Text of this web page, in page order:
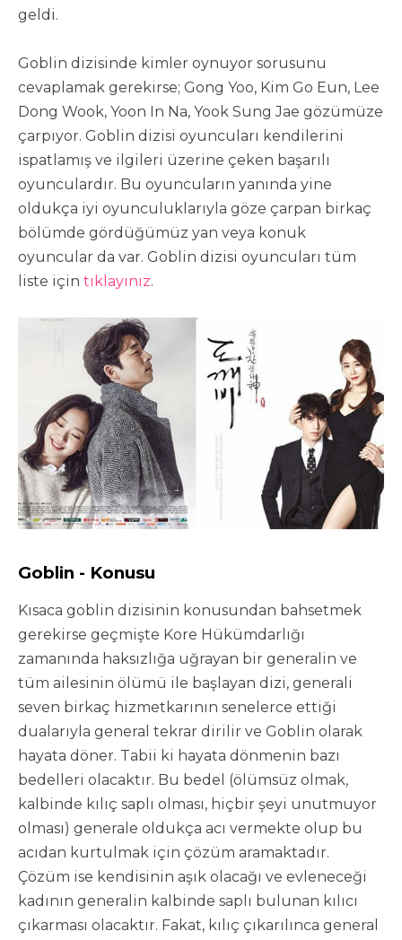
geldi.
Goblin dizisinde kimler oynuyor sorusunu
cevaplamak gerekirse; Gong Yoo, Kim Go Eun, Lee
Dong Wook, Yoon In Na, Yook Sung Jae gözümüze
çarpıyor. Goblin dizisi oyuncuları kendilerini
ispatlamış ve ilgileri üzerine çeken başarılı
oyunculardır. Bu oyuncuların yanında yine
oldukça iyi oyunculuklarıyla göze çarpan birkaç
bölümde gördüğümüz yan veya konuk
oyuncular da var. Goblin dizisi oyuncuları tüm
liste için tıklayınız.
Goblin - Konusu
Kısaca goblin dizisinin konusundan bahsetmek
gerekirse geçmişte Kore Hükümdarlığı
zamanında haksızlığa uğrayan bir generalin ve
tüm ailesinin ölümü ile başlayan dizi, generali
seven birkaç hizmetkarının senelerce ettiği
dualarıyla general tekrar dirilir ve Goblin olarak
hayata döner. Tabii ki hayata dönmenin bazı
bedelleri olacaktır. Bu bedel (ölümsüz olmak,
kalbinde kılıç saplı olması, hiçbir şeyi unutmuyor
olması) generale oldukça acı vermekte olup bu
acıdan kurtulmak için çözüm aramaktadır.
Çözüm ise kendisinin aşık olacağı ve evleneceği
kadının generalin kalbinde saplı bulunan kılıcı
çıkarması olacaktır. Fakat, kılıç çıkarılınca general